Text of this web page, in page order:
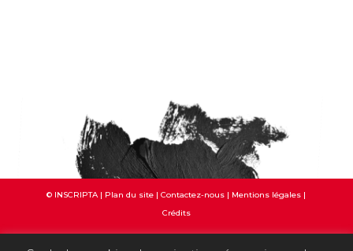
© INSCRIPTA | Plan du site |Contactez-nous | Mentions légales |
Crédits